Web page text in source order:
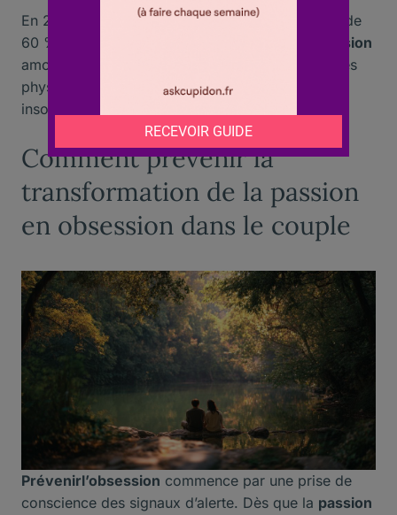
En 2021, une étude française a montré que plus de
60 % des personnes consultant pour une
obsession
amoureuse présentaient de même des symptômes
physiques intenses, tels que tachycardie ou
insomnie.
Comment prévenir la
transformation de la passion
en obsession dans le couple
Prévenirl’obsession commence par une prise de
conscience des signaux d’alerte. Dès que la passion